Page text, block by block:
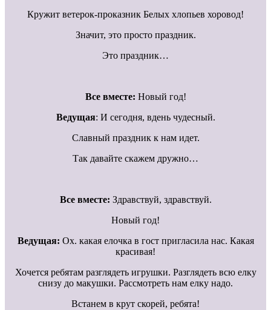
Кружит ветерок-проказник Белых хлопьев хоровод!
Значит, это просто праздник.
Это праздник…
Все вместе: Новый год!
Ведущая: И сегодня, вдень чудесный.
Славный праздник к нам идет.
Так давайте скажем дружно…
Все вместе: Здравствуй, здравствуй.
Новый год!
Ведущая: Ох. какая елочка в гост пригласила нас. Какая
красивая!
Хочется ребятам разглядеть игрушки. Разглядеть всю елку
снизу до макушки. Рассмотреть нам елку надо.
Встанем в крут скорей, ребята!